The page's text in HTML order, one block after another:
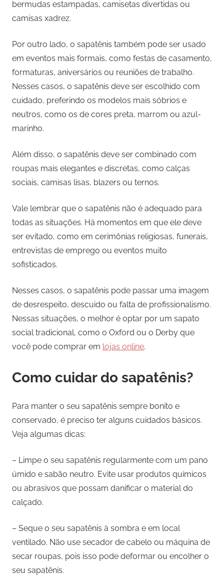
bermudas estampadas, camisetas divertidas ou
camisas xadrez.
Por outro lado, o sapatênis também pode ser usado
em eventos mais formais, como festas de casamento,
formaturas, aniversários ou reuniões de trabalho.
Nesses casos, o sapatênis deve ser escolhido com
cuidado, preferindo os modelos mais sóbrios e
neutros, como os de cores preta, marrom ou azul-
marinho.
Além disso, o sapatênis deve ser combinado com
roupas mais elegantes e discretas, como calças
sociais, camisas lisas, blazers ou ternos.
Vale lembrar que o sapatênis não é adequado para
todas as situações. Há momentos em que ele deve
ser evitado, como em cerimônias religiosas, funerais,
entrevistas de emprego ou eventos muito
sofisticados.
Nesses casos, o sapatênis pode passar uma imagem
de desrespeito, descuido ou falta de profissionalismo.
Nessas situações, o melhor é optar por um sapato
social tradicional, como o Oxford ou o Derby que
você pode comprar em lojas online.
Como cuidar do sapatênis?
Para manter o seu sapatênis sempre bonito e
conservado, é preciso ter alguns cuidados básicos.
Veja algumas dicas:
– Limpe o seu sapatênis regularmente com um pano
úmido e sabão neutro. Evite usar produtos químicos
ou abrasivos que possam danificar o material do
calçado.
– Seque o seu sapatênis à sombra e em local
ventilado. Não use secador de cabelo ou máquina de
secar roupas, pois isso pode deformar ou encolher o
seu sapatênis.